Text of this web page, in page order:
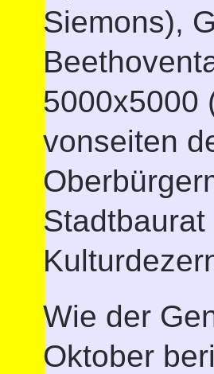
Siemons),
5000x5000
vonseiten
Wie der
Oktober